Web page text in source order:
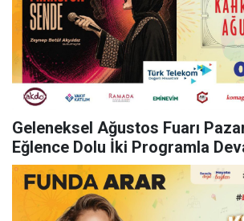
Geleneksel Ağustos Fuarı
Eğlence Dolu İki Programla